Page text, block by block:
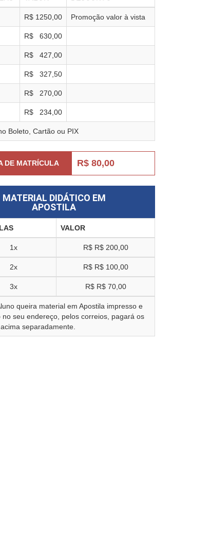
R$ 1250,00 Promoção valor à vista
R$ 630,00
R$ 427,00
R$ 327,50
R$ 270,00
R$ 234,00
Boleto, Cartão ou PIX
DE MATRÍCULA R$ 80,00
MATERIAL DIDÁTICO EM
APOSTILA
VALOR
1x R$ R$ 200,00
2x R$ R$ 100,00
3x R$ R$ 70,00
queira material em Apostila impresso e
no seu endereço, pelos correios, pagará os
separadamente.